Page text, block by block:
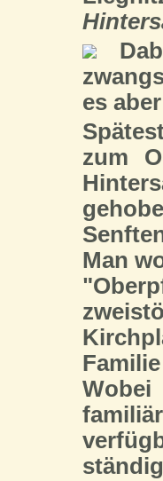
es
zum
Man